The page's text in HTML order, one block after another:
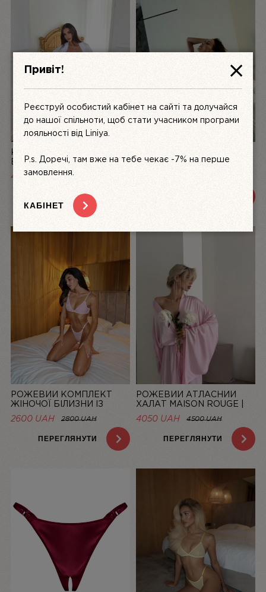
КОМПЛЕКТ ЖІНОЧОЇ
БІЛИЗНИ З АТЛАСУ ТА
МЕРЕЖИВА LA PERLE,
4999 UAH
ПЕРЕГЛЯНУТИ
ЖІНОЧОЇ БІЛИЗНИ З
РОЖЕВИЙ КОМПЛЕКТ
ЖІНОЧОЇ БІЛИЗНИ ІЗ
СІТОЧКИ BASIC PINK |
LINIYA
2600 UAH 2800 UAH
ПЕРЕГЛЯНУТИ
РОЖЕВИЙ АТЛАСНИЙ
ХАЛАТ MAISON ROUGE |
LINIYA
4050 UAH 4500 UAH
ПЕРЕГЛЯНУТИ
Привіт!
Реєструй особистий кабінет на сайті та долучайся
до нашої спільноти, щоб стати учасником програми
лояльності від Liniya.
P.s. Доречі, там вже на тебе чекає -7% на перше
замовлення.
КАБІНЕТ